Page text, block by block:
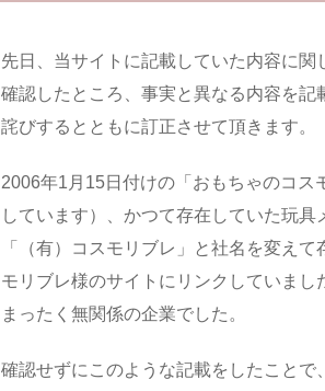
先日、当サイトに記載していた内容に関
確認したところ、事実と異なる内容を
詫びするとともに訂正させて頂きます。
2006年1月15日付けの「おもちゃのコ
しています）、かつて存在していた玩
「（有）コスモリブレ」と社名を変え
モリブレ様のサイトにリンクしていま
まったく無関係の企業でした。
確認せずにこのような記載をしたこと